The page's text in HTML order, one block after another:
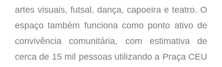
artes visuais, futsal, dança, capoeira e teatro. O
espaço também funciona como ponto ativo de
convivência comunitária, com estimativa de
cerca de 15 mil pessoas utilizando a Praça CEU